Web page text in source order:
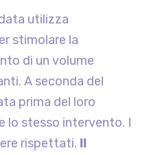
utilizza
stimolare la
di un volume
A seconda del
prima del loro
lo stesso intervento. I
rispettati. Il